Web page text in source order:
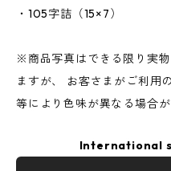
・105字詰（15×7）
※商品写真はできる限り実
ますが、 お客さまがご利用
等により色味が異なる場合が
International